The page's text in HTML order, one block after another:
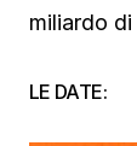
miliardo
LE DATE: